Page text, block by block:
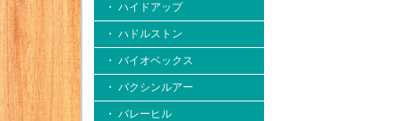
・ ハイドアップ
・ ハドルストン
・ バイオベックス
・ バクシンルアー
・ バレーヒル